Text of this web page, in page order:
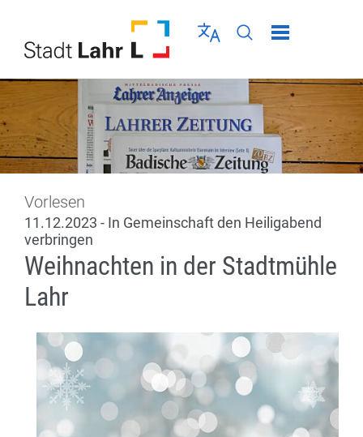
Sprache wählen
Seiten-Suche
Menü schließen
Vorlesen
11.12.2023 - In Gemeinschaft den Heiligabend
verbringen
Weihnachten in der Stadtmühle
Lahr